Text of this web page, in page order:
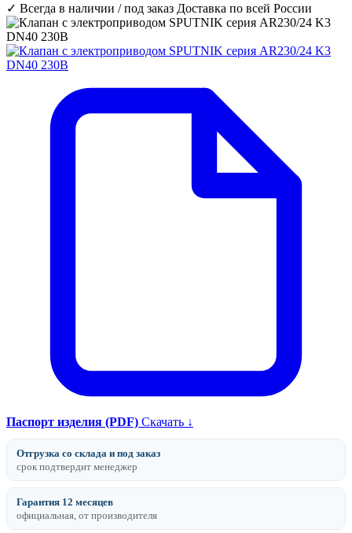
✓ Всегда в наличии / под заказ Доставка по всей России
Паспорт изделия (PDF) Скачать ↓
Отгрузка со склада и под заказ
срок подтвердит менеджер
Гарантия 12 месяцев
официальная, от производителя